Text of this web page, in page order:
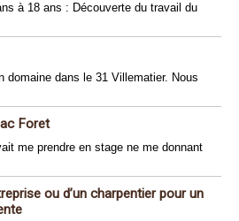
à 18 ans : Découverte du travail du
domaine dans le 31 Villematier. Nous
Foret
me prendre en stage ne me donnant
ou d’un charpentier pour un